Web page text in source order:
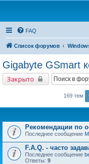
FAQ
Список форумов
Gigabyte GSmart
Закрыто
169 тем
Рекомендации по
Последнее сообщение
F.A.Q. - часто
Последнее сообщение
Ответы: 9